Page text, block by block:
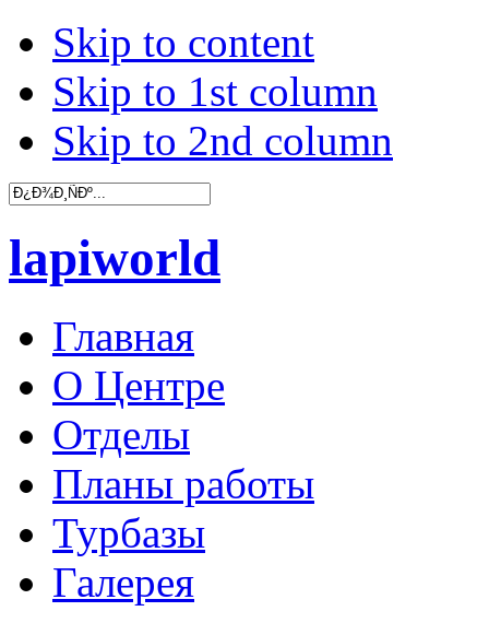
Skip to content
Skip to 1st column
Skip to 2nd column
lapiworld
Главная
О Центре
Отделы
Планы работы
Турбазы
Галерея